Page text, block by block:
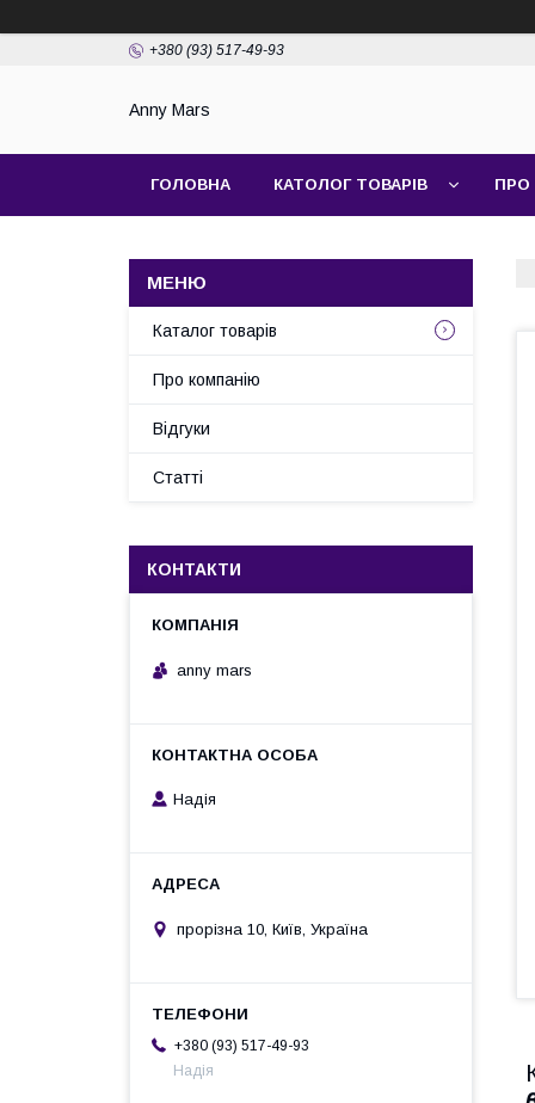
+380 (93) 517-49-93
Anny Mars
ГОЛОВНА КАТОЛОГ ТОВАРІВ ПРО
Каталог товарів
Про компанію
Відгуки
Статті
КОНТАКТИ
anny mars
Надія
прорізна 10, Київ, Україна
+380 (93) 517-49-93
Надія